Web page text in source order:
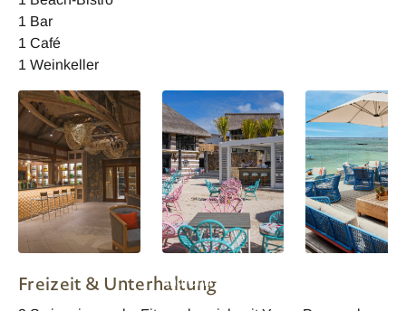
1 Bar
1 Café
1 Weinkeller
and Chill
Freizeit & Unterhaltung